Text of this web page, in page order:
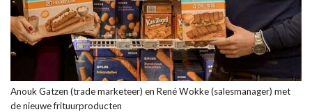
Anouk Gatzen (trade marketeer) en René Wokke (salesmanager) met
de nieuwe frituurproducten